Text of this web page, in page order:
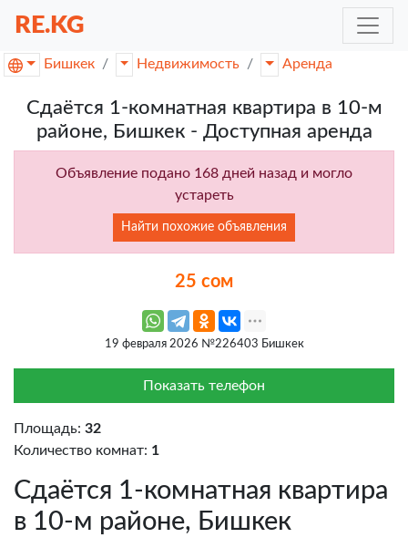
RE.KG
Бишкек Недвижимость Аренда
Сдаётся 1-комнатная квартира в 10-м
районе, Бишкек - Доступная аренда
Объявление подано 168 дней назад и могло
устареть
Найти похожие объявления
25 сом
19 февраля 2026 №226403 Бишкек
Показать телефон
Площадь: 32
Количество комнат: 1
Сдаётся 1-комнатная квартира
в 10-м районе, Бишкек